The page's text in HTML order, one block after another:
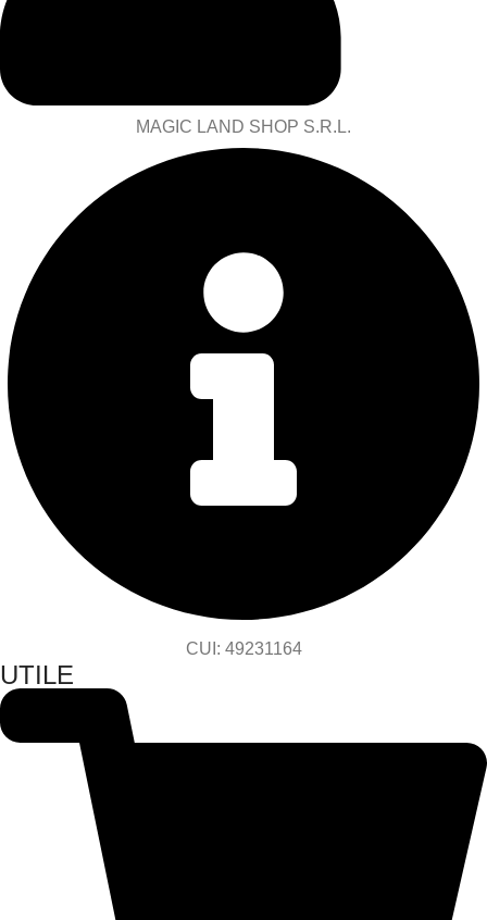
MAGIC LAND SHOP S.R.L.
CUI: 49231164
UTILE